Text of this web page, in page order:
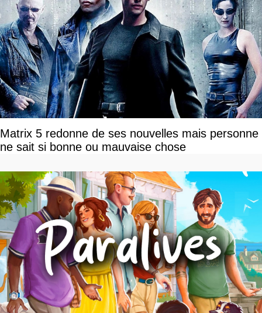
Matrix 5 redonne de ses nouvelles mais personne
ne sait si bonne ou mauvaise chose